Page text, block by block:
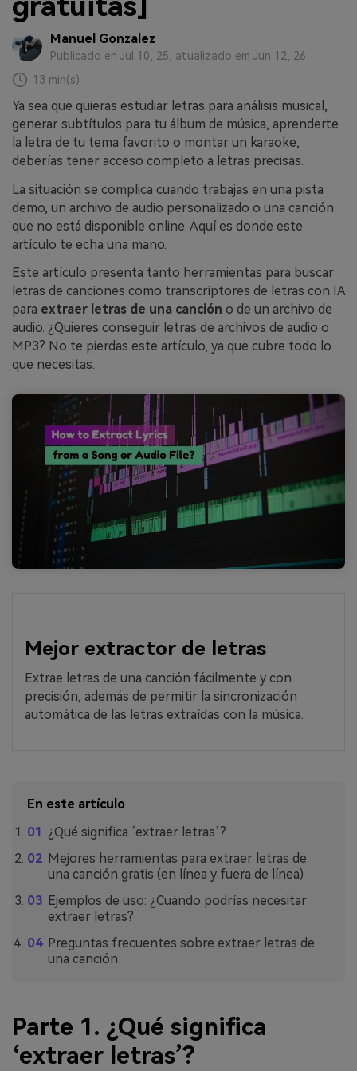
Manuel Gonzalez
Publicado en Jul 10, 25, atualizado em Jun 12, 26
13 min(s)
Ya sea que quieras estudiar letras para análisis musical,
generar subtítulos para tu álbum de música, aprenderte
la letra de tu tema favorito o montar un karaoke,
deberías tener acceso completo a letras precisas.
La situación se complica cuando trabajas en una pista
demo, un archivo de audio personalizado o una canción
que no está disponible online. Aquí es donde este
artículo te echa una mano.
Este artículo presenta tanto herramientas para buscar
letras de canciones como transcriptores de letras con IA
para extraer letras de una canción o de un archivo de
audio. ¿Quieres conseguir letras de archivos de audio o
MP3? No te pierdas este artículo, ya que cubre todo lo
que necesitas.
Mejor extractor de letras
Extrae letras de una canción fácilmente y con
precisión, además de permitir la sincronización
automática de las letras extraídas con la música.
En este artículo
¿Qué significa ‘extraer letras’?
Mejores herramientas para extraer letras de
una canción gratis (en línea y fuera de línea)
Ejemplos de uso: ¿Cuándo podrías necesitar
extraer letras?
Preguntas frecuentes sobre extraer letras de
una canción
Parte 1. ¿Qué significa
‘extraer letras’?